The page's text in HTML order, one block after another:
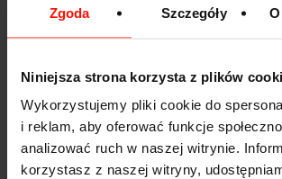
Zgoda Szczegóły
Niniejsza strona korzysta z plików
Wykorzystujemy pliki cookie do
i reklam, aby oferować funkcje
analizować ruch w naszej witrynie.
korzystasz z naszej witryny,
jeszcze przed epoką Veyrona i Chirona.
ale stylistycznie nawiązuje do lat 90. Ma
około1600 KMi osiągi, które nadal
0-100 km/h w około 2,4 sekundy i
ograniczoną elektronicznie do 380 km/h.
Powstało tylko10 egzemplarzy, a cena